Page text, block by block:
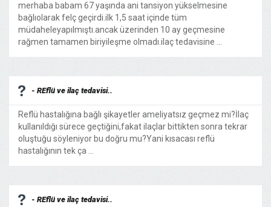
merhaba babam 67 yaşında ani tansiyon yükselmesine
bağlıolarak felç geçirdi.ilk 1,5 saat içinde tüm
müdaheleyapılmıştı.ancak üzerinden 10 ay geçmesine
rağmen tamamen biriyileşme olmadı.ilaç tedavisine ...
- REflü ve ilaç tedavisi..
Reflü hastalığına bağlı şikayetler ameliyatsız geçmez mi?İlaç
kullanıldığı sürece geçtiğini,fakat ilaçlar bittikten sonra tekrar
oluştuğu söyleniyor bu doğru mu?Yani kısacası reflü
hastalığının tek ça ...
- REflü ve ilaç tedavisi..